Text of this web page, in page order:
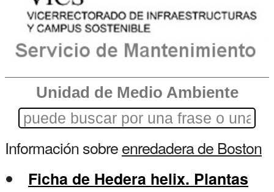
Unidad de Medio Ambiente
Información sobreenredadera de Boston
Ficha de Hedera helix. Plantas